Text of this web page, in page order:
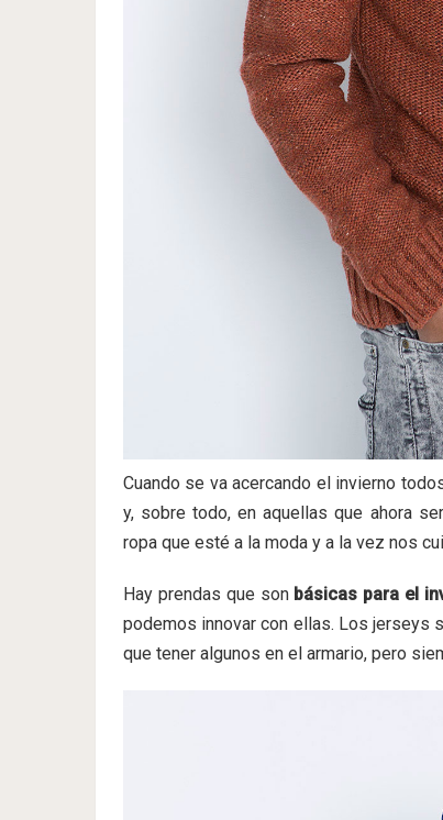
Cuando se va acercando el invierno
y, sobre todo, en aquellas que ahora
ropa que esté a la moda y a la vez nos
Hay prendas que son básicas para el
podemos innovar con ellas. Los jerseys
que tener algunos en el armario, pero